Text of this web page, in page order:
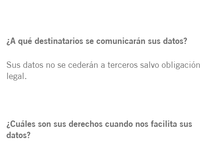
¿A qué destinatarios se comunicarán sus datos?
Sus datos no se cederán a terceros salvo obligación
legal.
¿Cuáles son sus derechos cuando nos facilita sus
datos?